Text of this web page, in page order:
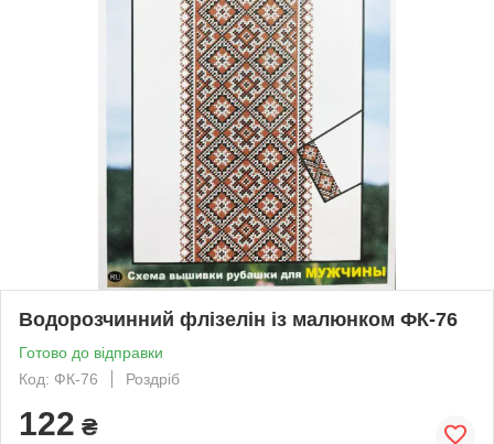
Водорозчинний флізелін із малюнком ФК-76
Готово до відправки
Код: ФК-76
Роздріб
122 ₴